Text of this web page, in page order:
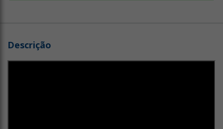
Descrição